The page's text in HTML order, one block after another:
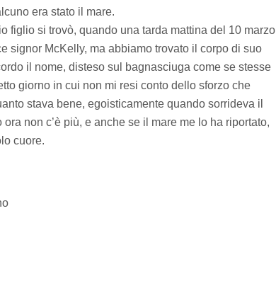
era stato il mare.
figlio si trovò, quando una tarda mattina del 10 marzo
signor McKelly, ma abbiamo trovato il corpo di suo
il nome, disteso sul bagnasciuga come se stesse
giorno in cui non mi resi conto dello sforzo che
stava bene, egoisticamente quando sorrideva il
non c’è più, e anche se il mare me lo ha riportato,
cuore.